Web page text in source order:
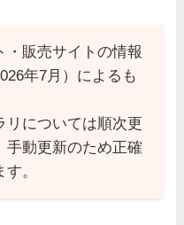
・販売サイトの情報
年7月）によるも
リについては順次更
手動更新のため正確
。